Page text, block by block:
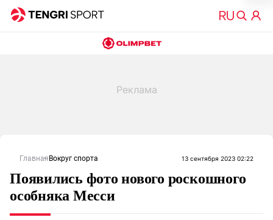
Главная Вокруг спорта 13 сентября 2023 02:22
Появились фото нового роскошного
особняка Месси